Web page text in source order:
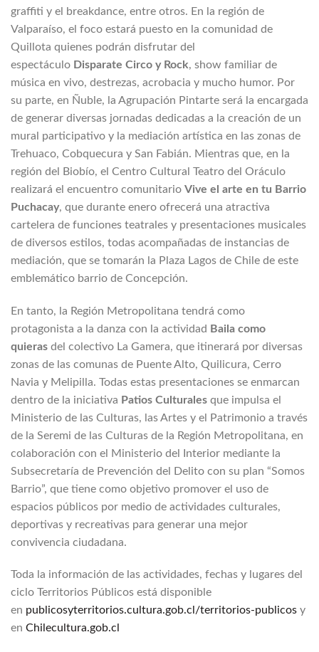
graffiti y el breakdance, entre otros. En la región de
Valparaíso, el foco estará puesto en la comunidad de
Quillota quienes podrán disfrutar del
espectáculo Disparate Circo y Rock, show familiar de
música en vivo, destrezas, acrobacia y mucho humor. Por
su parte, en Ñuble, la Agrupación Pintarte será la encargada
de generar diversas jornadas dedicadas a la creación de un
mural participativo y la mediación artística en las zonas de
Trehuaco, Cobquecura y San Fabián. Mientras que, en la
región del Biobío, el Centro Cultural Teatro del Oráculo
realizará el encuentro comunitario Vive el arte en tu Barrio
Puchacay, que durante enero ofrecerá una atractiva
cartelera de funciones teatrales y presentaciones musicales
de diversos estilos, todas acompañadas de instancias de
mediación, que se tomarán la Plaza Lagos de Chile de este
emblemático barrio de Concepción.
En tanto, la Región Metropolitana tendrá como
protagonista a la danza con la actividad Baila como
quieras del colectivo La Gamera, que itinerará por diversas
zonas de las comunas de Puente Alto, Quilicura, Cerro
Navia y Melipilla. Todas estas presentaciones se enmarcan
dentro de la iniciativa Patios Culturales que impulsa el
Ministerio de las Culturas, las Artes y el Patrimonio a través
de la Seremi de las Culturas de la Región Metropolitana, en
colaboración con el Ministerio del Interior mediante la
Subsecretaría de Prevención del Delito con su plan “Somos
Barrio”, que tiene como objetivo promover el uso de
espacios públicos por medio de actividades culturales,
deportivas y recreativas para generar una mejor
convivencia ciudadana.
Toda la información de las actividades, fechas y lugares del
ciclo Territorios Públicos está disponible
en publicosyterritorios.cultura.gob.cl/territorios-publicos y
en Chilecultura.gob.cl